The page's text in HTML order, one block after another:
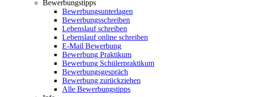
Bewerbungstipps
Bewerbungsunterlagen
Bewerbungsschreiben
Lebenslauf schreiben
Lebenslauf online schreiben
E-Mail Bewerbung
Bewerbung Praktikum
Bewerbung Schülerpraktikum
Bewerbungsgespräch
Bewerbung zurückziehen
Alle Bewerbungstipps